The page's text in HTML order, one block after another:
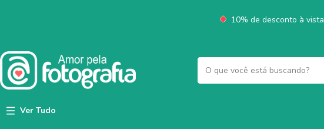
10% de desconto à vista
Ver Tudo